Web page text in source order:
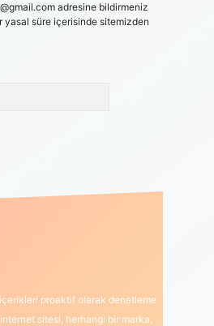
adresine bildirmeniz
yasal süre içerisinde sitemizden
içerikleri proaktif olarak denetleme
sitesi, herhangi bir marka,